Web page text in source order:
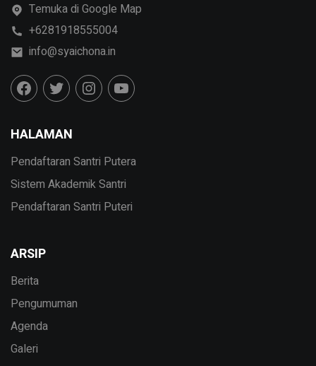
Temuka di Google Map
+6281918555004
info@syaichona.in
HALAMAN
Pendaftaran Santri Putera
Sistem Akademik Santri
Pendaftaran Santri Puteri
ARSIP
Berita
Pengumuman
Agenda
Galeri